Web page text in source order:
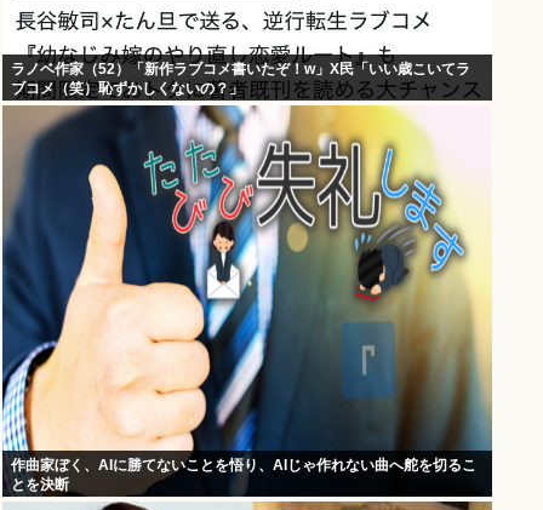
ラノベ作家（52）「新作ラブコメ書いたぞ！w」X民「いい歳こいてラ
ブコメ（笑）恥ずかしくないの？」
作曲家ぼく、AIに勝てないことを悟り、AIじゃ作れない曲へ舵を切るこ
とを決断